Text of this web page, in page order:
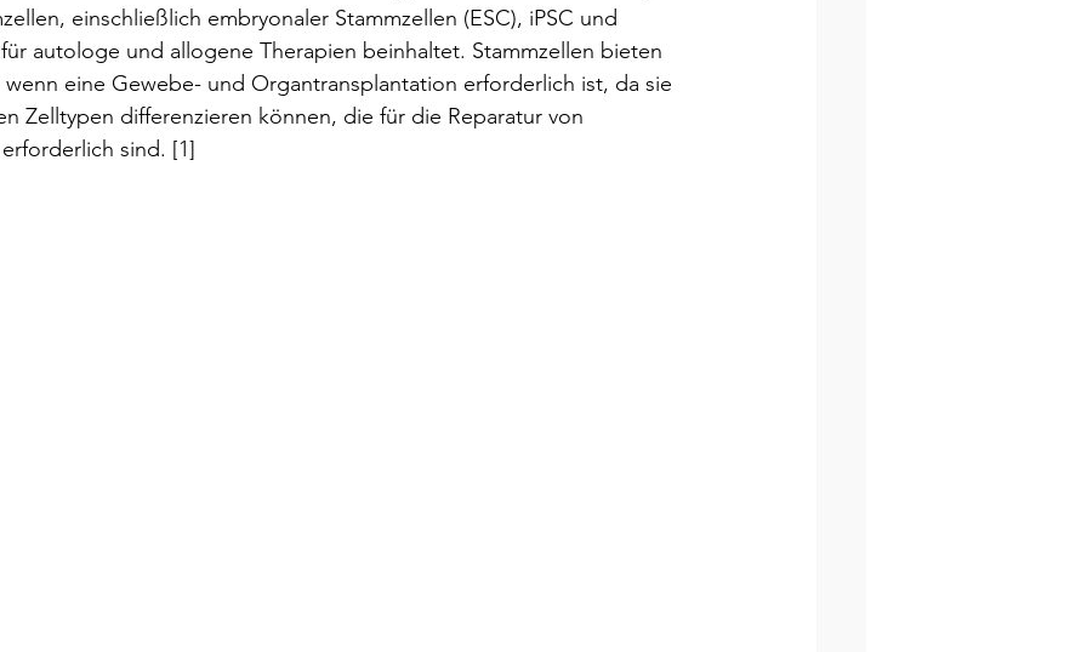
einschließlich embryonaler Stammzellen (ESC), iPSC und
autologe und allogene Therapien beinhaltet. Stammzellen bieten
eine Gewebe- und Organtransplantation erforderlich ist, da sie
Zelltypen differenzieren können, die für die Reparatur von
sind. [1]